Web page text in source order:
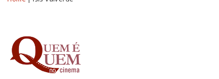
Você está aqui